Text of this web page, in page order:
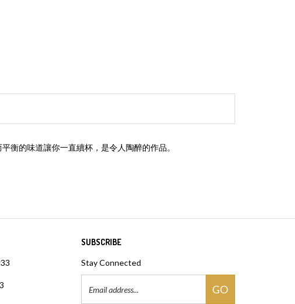
衡的味道讓你一直續杯，是令人陶醉的作品。
SUBSCRIBE
Stay Connected
Address
GO